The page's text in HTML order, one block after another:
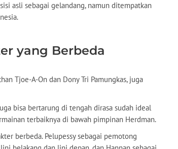
asli sebagai gelandang, namun ditempatkan
yang Berbeda
Tjoe-A-On dan Dony Tri Pamungkas, juga
bisa bertarung di tengah dirasa sudah ideal
terbaiknya di bawah pimpinan Herdman.
berbeda. Pelupessy sebagai pemotong